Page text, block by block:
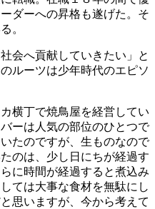
ダーへの昇格も遂げた。そ
。
会へ貢献していきたい」と
ルーツは少年時代のエピソ
横丁で焼鳥屋を経営してい
ーは人気の部位のひとつで
たのですが、生ものなので
のは、少し日にちが経過す
に時間が経過すると煮込み
ては大事な食材を無駄にし
思いますが、今から考えて